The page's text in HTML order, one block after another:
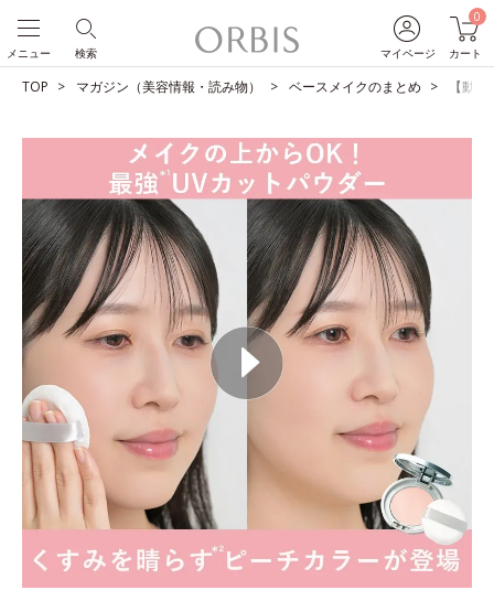
マイページ
0
カート
検索
メニュー
TOP マガジン（美容情報・読み物） ベースメイクのまとめ 【動